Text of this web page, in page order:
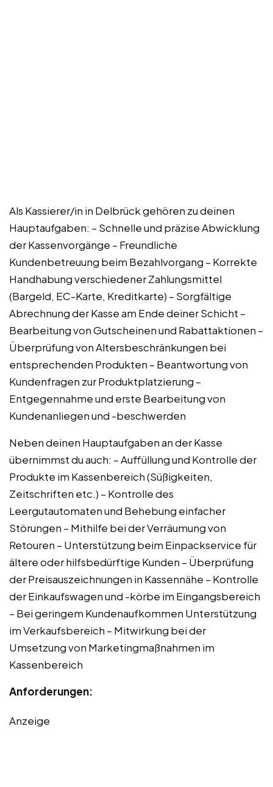
Als Kassierer/in in Delbrück gehören zu deinen
Hauptaufgaben: – Schnelle und präzise Abwicklung
der Kassenvorgänge – Freundliche
Kundenbetreuung beim Bezahlvorgang – Korrekte
Handhabung verschiedener Zahlungsmittel
(Bargeld, EC-Karte, Kreditkarte) – Sorgfältige
Abrechnung der Kasse am Ende deiner Schicht –
Bearbeitung von Gutscheinen und Rabattaktionen –
Überprüfung von Altersbeschränkungen bei
entsprechenden Produkten – Beantwortung von
Kundenfragen zur Produktplatzierung –
Entgegennahme und erste Bearbeitung von
Kundenanliegen und -beschwerden
Neben deinen Hauptaufgaben an der Kasse
übernimmst du auch: – Auffüllung und Kontrolle der
Produkte im Kassenbereich (Süßigkeiten,
Zeitschriften etc.) – Kontrolle des
Leergutautomaten und Behebung einfacher
Störungen – Mithilfe bei der Verräumung von
Retouren – Unterstützung beim Einpackservice für
ältere oder hilfsbedürftige Kunden – Überprüfung
der Preisauszeichnungen in Kassennähe – Kontrolle
der Einkaufswagen und -körbe im Eingangsbereich
– Bei geringem Kundenaufkommen Unterstützung
im Verkaufsbereich – Mitwirkung bei der
Umsetzung von Marketingmaßnahmen im
Kassenbereich
Anforderungen:
Anzeige